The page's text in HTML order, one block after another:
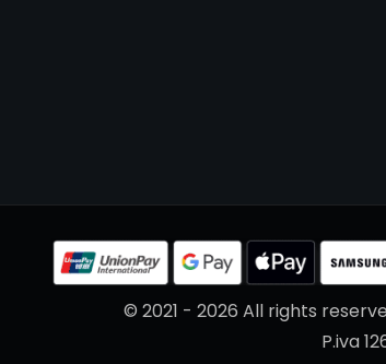
© 2021 - 2026 All rights
P.iva